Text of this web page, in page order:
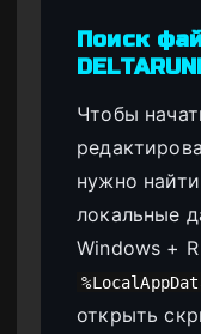
Поиск
Чтобы
нужно
локальные
Windows +
открыть